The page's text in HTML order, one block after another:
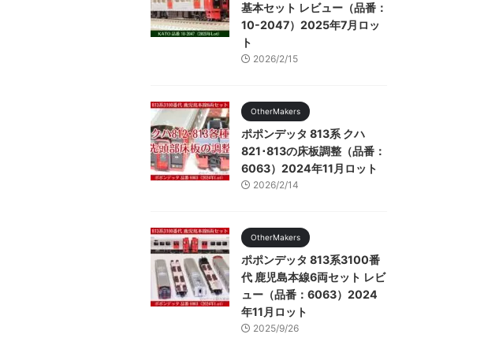
基本セット レビュー（品番：
10-2047）2025年7月ロッ
ト
2026/2/15
OtherMakers
ポポンデッタ 813系 クハ
821･813の床板調整（品番：
6063）2024年11月ロット
2026/2/14
OtherMakers
ポポンデッタ 813系3100番
代 鹿児島本線6両セット レビ
ュー（品番：6063）2024
年11月ロット
2025/9/26